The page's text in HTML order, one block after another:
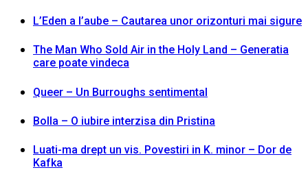
L’Eden a I’aube – Cautarea unor orizonturi mai sigure
The Man Who Sold Air in the Holy Land – Generatia
care poate vindeca
Queer – Un Burroughs sentimental
Bolla – O iubire interzisa din Pristina
Luati-ma drept un vis. Povestiri in K. minor – Dor de
Kafka